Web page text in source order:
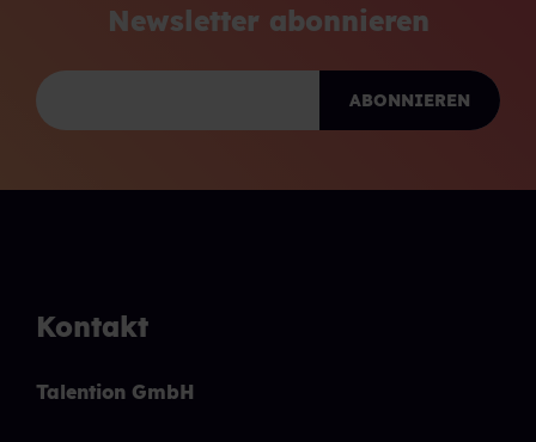
Newsletter abonnieren
Kontakt
Talention GmbH